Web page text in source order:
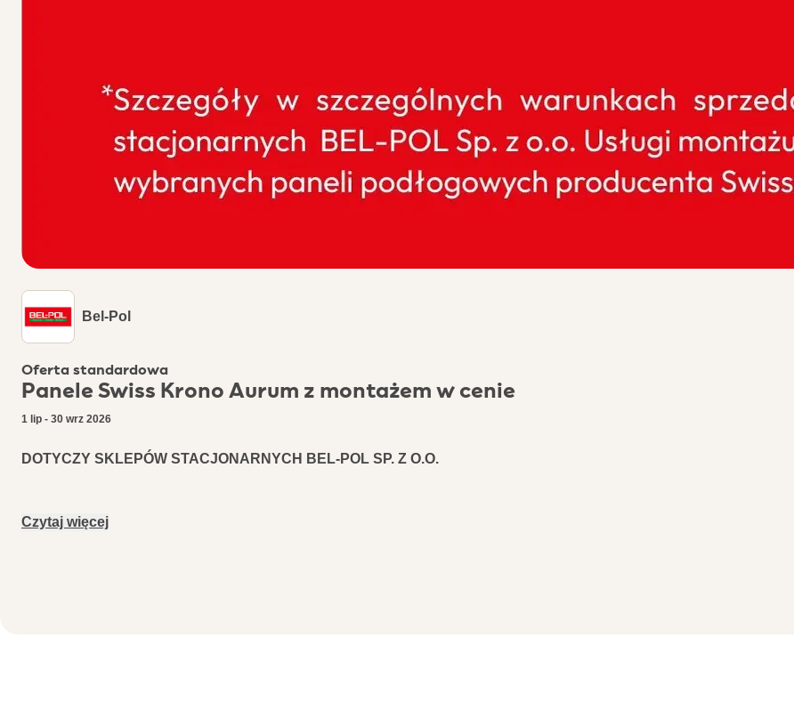
Bel-Pol
Oferta standardowa
Panele Swiss Krono Aurum z montażem w cenie
1 lip - 30 wrz 2026
DOTYCZY SKLEPÓW STACJONARNYCH BEL-POL SP. Z O.O.
Czytaj więcej